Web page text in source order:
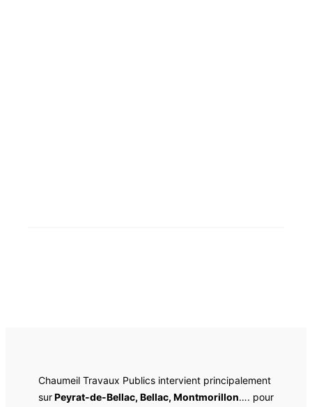
Chaumeil Travaux Publics intervient principalement
surPeyrat-de-Bellac, Bellac, Montmorillon…. pour